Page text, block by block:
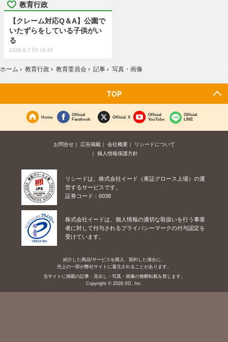
教育行政
【クレーム対応Q＆A】公園で
いたずらをしている子供がい
る
2026.8.7 Fri 19:45
ホーム › 教育行政 › 教育委員会 › 記事 › 写真・画像
TOP
Home
Official
Facebook
Official X
Official
YouTube
Official
LINE
お問合せ 広告掲載 会社概要
リシードについて
個人情報保護方針
リシードは、株式会社イード（東証グロース上場）の運
営するサービスです。
証券コード：6038
株式会社イードは、個人情報の適切な取扱いを行う事業
者に対して付与されるプライバシーマークの付与認定を
受けています。
紹介した商品/サービスを購入、契約した場合に、
売上の一部が弊社サイトに還元されることがあります。
当サイトに掲載の記事・見出し・写真・画像の無断転載を禁じます。
Copyright © 2026 IID, Inc.